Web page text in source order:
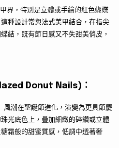
界，特別是立體或手繪的紅色蝴蝶
種設計常與法式美甲結合，在指尖
結，既有節日感又不失甜美俏皮，
Donut Nails) ：
潮在聖誕節進化，演變為更具節慶
光底色上，疊加細緻的碎鑽或立體
霜般的甜蜜質感，低調中透著奢